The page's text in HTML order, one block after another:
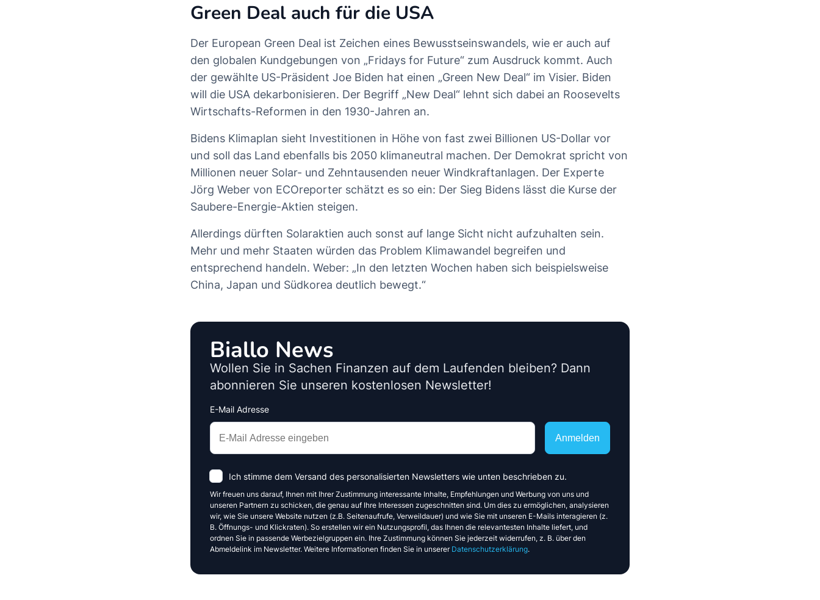
Green Deal auch für die USA
Der European Green Deal ist Zeichen eines Bewusstseinswandels, wie er auch auf
den globalen Kundgebungen von „Fridays for Future“ zum Ausdruck kommt. Auch
der gewählte US-Präsident Joe Biden hat einen „Green New Deal“ im Visier. Biden
will die USA dekarbonisieren. Der Begriff „New Deal“ lehnt sich dabei an Roosevelts
Wirtschafts-Reformen in den 1930-Jahren an.
Bidens Klimaplan sieht Investitionen in Höhe von fast zwei Billionen US-Dollar vor
und soll das Land ebenfalls bis 2050 klimaneutral machen. Der Demokrat spricht von
Millionen neuer Solar- und Zehntausenden neuer Windkraftanlagen. Der Experte
Jörg Weber von ECOreporter schätzt es so ein: Der Sieg Bidens lässt die Kurse der
Saubere-Energie-Aktien steigen.
Allerdings dürften Solaraktien auch sonst auf lange Sicht nicht aufzuhalten sein.
Mehr und mehr Staaten würden das Problem Klimawandel begreifen und
entsprechend handeln. Weber: „In den letzten Wochen haben sich beispielsweise
China, Japan und Südkorea deutlich bewegt.“
Biallo News
Wollen Sie in Sachen Finanzen auf dem Laufenden bleiben? Dann
abonnieren Sie unseren kostenlosen Newsletter!
E-Mail Adresse
Interests
Amount
Anmelden
Ich stimme dem Versand des personalisierten Newsletters wie unten beschrieben zu.
Wir freuen uns darauf, Ihnen mit Ihrer Zustimmung interessante Inhalte, Empfehlungen und Werbung von uns und
unseren Partnern zu schicken, die genau auf Ihre Interessen zugeschnitten sind. Um dies zu ermöglichen, analysieren
wir, wie Sie unsere Website nutzen (z.B. Seitenaufrufe, Verweildauer) und wie Sie mit unseren E-Mails interagieren (z.
B. Öffnungs- und Klickraten). So erstellen wir ein Nutzungsprofil, das Ihnen die relevantesten Inhalte liefert, und
ordnen Sie in passende Werbezielgruppen ein. Ihre Zustimmung können Sie jederzeit widerrufen, z. B. über den
Abmeldelink im Newsletter. Weitere Informationen finden Sie in unserer Datenschutzerklärung.